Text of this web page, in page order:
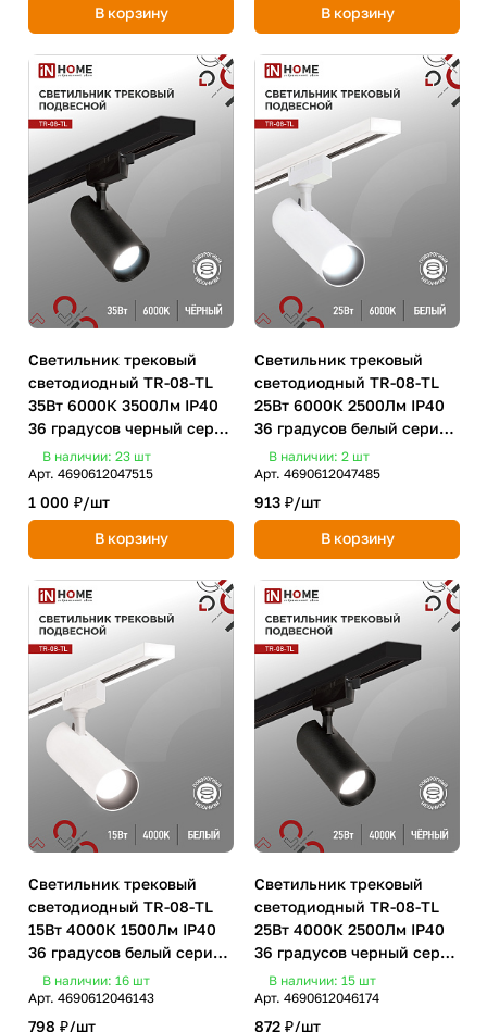
В корзину
В корзину
Светильник трековый
светодиодный TR-08-TL
35Вт 6000К 3500Лм IP40
36 градусов черный серии
TOP-LINE IN HOME
В наличии: 23 шт
Арт. 4690612047515
1 000 ₽/шт
В корзину
Светильник трековый
светодиодный TR-08-TL
25Вт 6000К 2500Лм IP40
36 градусов белый серии
TOP-LINE IN HOME
В наличии: 2 шт
Арт. 4690612047485
913 ₽/шт
В корзину
Светильник трековый
светодиодный TR-08-TL
15Вт 4000К 1500Лм IP40
36 градусов белый серии
TOP-LINE IN HOME
В наличии: 16 шт
Арт. 4690612046143
798 ₽/шт
Светильник трековый
светодиодный TR-08-TL
25Вт 4000К 2500Лм IP40
36 градусов черный серии
TOP-LINE IN HOME
В наличии: 15 шт
Арт. 4690612046174
872 ₽/шт